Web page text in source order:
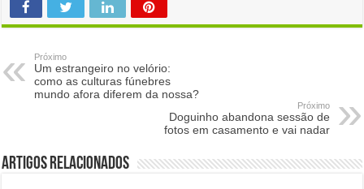
Próximo
Um estrangeiro no velório:
como as culturas fúnebres
mundo afora diferem da nossa?
Próximo
Doguinho abandona sessão de
fotos em casamento e vai nadar
Artigos Relacionados